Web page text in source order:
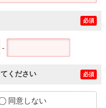
必須
-
ください 必須
同意しない